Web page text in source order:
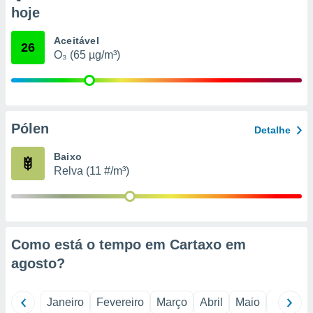
qual se
tal,
ou opor-
qualquer
o
num
hoje
26 Aceitável
O₃ (65 µg/m³)
Pólen Detalhe
Baixo
Relva (11 #/m³)
Como está o tempo em Cartaxo em
agosto?
Janeiro Fevereiro Março Abril Maio Junho